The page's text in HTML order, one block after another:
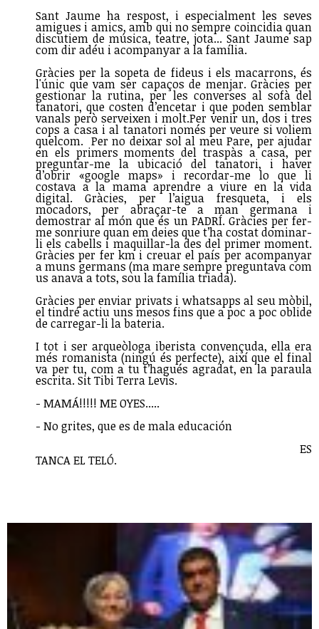
Sant Jaume ha respost, i especialment les seves
amigues i amics, amb qui no sempre coincidia quan
discutiem de música, teatre, jota... Sant Jaume sap
com dir adéu i acompanyar a la família.
Gràcies per la sopeta de fideus i els macarrons, és
l'únic que vam ser capaços de menjar. Gràcies per
gestionar la rutina, per les converses al sofà del
tanatori, que costen d’encetar i que poden semblar
vanals però serveixen i molt.Per venir un, dos i tres
cops a casa i al tanatori només per veure si voliem
quelcom. Per no deixar sol al meu Pare, per ajudar
en els primers moments del traspàs a casa, per
preguntar-me la ubicació del tanatori, i haver
d’obrir «google maps» i recordar-me lo que li
costava a la mama aprendre a viure en la vida
digital. Gràcies, per l’aigua fresqueta, i els
mocadors, per abraçar-te a man germana i
demostrar al món que és un PADRÍ. Gràcies per fer-
me sonriure quan em deies que t’ha costat dominar-
li els cabells i maquillar-la des del primer moment.
Gràcies per fer km i creuar el país per acompanyar
a muns germans (ma mare sempre preguntava com
us anava a tots, sou la família triada).
Gràcies per enviar privats i whatsapps al seu mòbil,
el tindré actiu uns mesos fins que a poc a poc oblide
de carregar-li la bateria.
I tot i ser arqueòloga iberista convençuda, ella era
més romanista (ningú és perfecte), així que el final
va per tu, com a tu t’hagués agradat, en la paraula
escrita. Sit Tibi Terra Levis.
- MAMÁ!!!!! ME OYES.....
- No grites, que es de mala educación
ES
TANCA EL TELÓ.